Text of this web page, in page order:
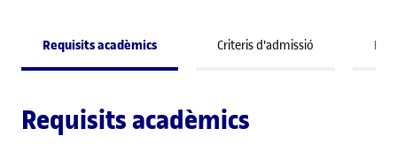
Requisits acadèmics Criteris d'admissió
Requisits acadèmics